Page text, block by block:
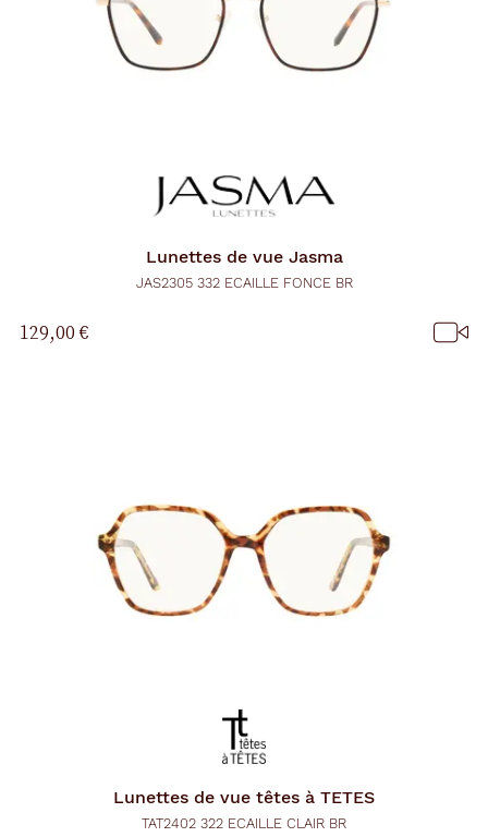
Lunettes de vue Jasma
JAS2305 332 ECAILLE FONCE BR
129,00 €
Lunettes de vue têtes à TETES
TAT2402 322 ECAILLE CLAIR BR